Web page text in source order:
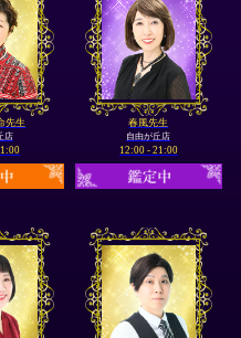
先生
店
春風先生
自由が丘店
12:00 - 21:00